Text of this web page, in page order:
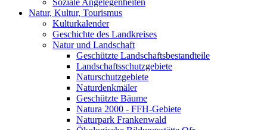
Soziale Angelegenheiten
Natur, Kultur, Tourismus
Kulturkalender
Geschichte des Landkreises
Natur und Landschaft
Geschützte Landschaftsbestandteile
Landschaftsschutzgebiete
Naturschutzgebiete
Naturdenkmäler
Geschützte Bäume
Natura 2000 - FFH-Gebiete
Naturpark Frankenwald